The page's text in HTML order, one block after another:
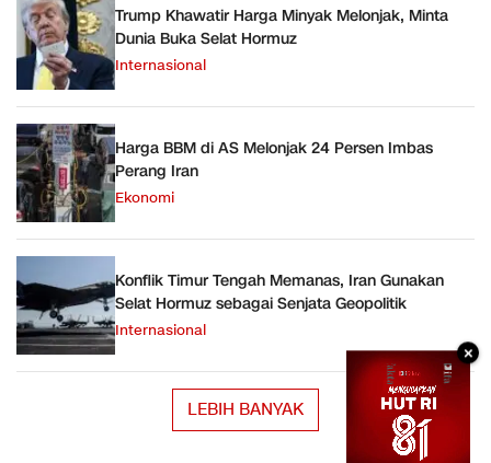
Trump Khawatir Harga Minyak Melonjak, Minta
Dunia Buka Selat Hormuz
Internasional
Harga BBM di AS Melonjak 24 Persen Imbas
Perang Iran
Ekonomi
Konflik Timur Tengah Memanas, Iran Gunakan
Selat Hormuz sebagai Senjata Geopolitik
Internasional
LEBIH BANYAK
×